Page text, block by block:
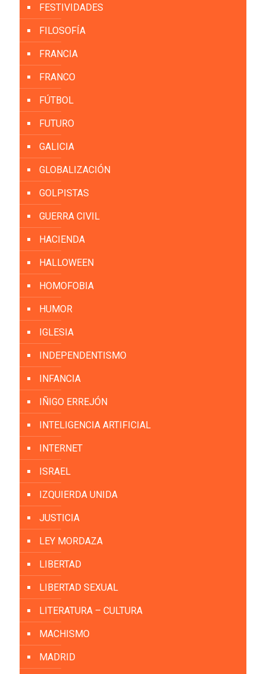
FESTIVIDADES
FILOSOFÍA
FRANCIA
FRANCO
FÚTBOL
FUTURO
GALICIA
GLOBALIZACIÓN
GOLPISTAS
GUERRA CIVIL
HACIENDA
HALLOWEEN
HOMOFOBIA
HUMOR
IGLESIA
INDEPENDENTISMO
INFANCIA
IÑIGO ERREJÓN
INTELIGENCIA ARTIFICIAL
INTERNET
ISRAEL
IZQUIERDA UNIDA
JUSTICIA
LEY MORDAZA
LIBERTAD
LIBERTAD SEXUAL
LITERATURA – CULTURA
MACHISMO
MADRID